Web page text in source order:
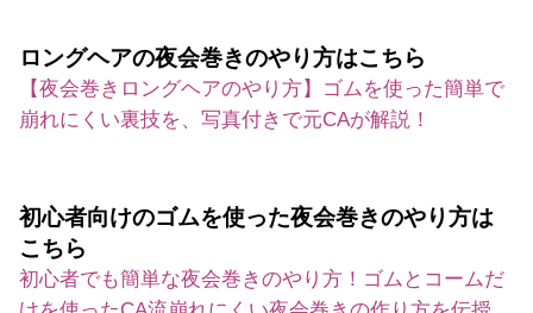
ロングヘアの夜会巻きのやり方はこちら
【夜会巻きロングヘアのやり方】ゴムを使った簡単で
崩れにくい裏技を、写真付きで元CAが解説！
初心者向けのゴムを使った夜会巻きのやり方は
こちら
初心者でも簡単な夜会巻きのやり方！ゴムとコームだ